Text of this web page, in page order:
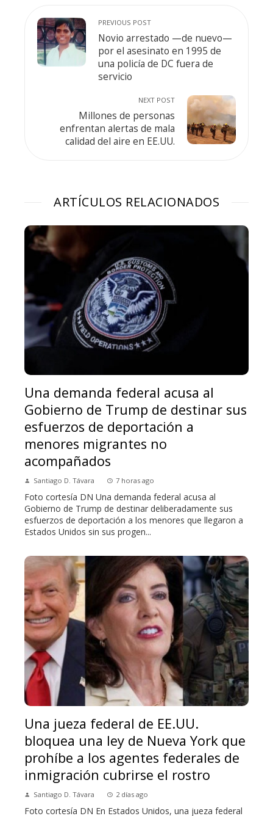
PREVIOUS POST
Novio arrestado —de nuevo—
por el asesinato en 1995 de
una policía de DC fuera de
servicio
NEXT POST
Millones de personas
enfrentan alertas de mala
calidad del aire en EE.UU.
ARTÍCULOS RELACIONADOS
Una demanda federal acusa al
Gobierno de Trump de destinar sus
esfuerzos de deportación a
menores migrantes no
acompañados
Santiago D. Távara 7 horas ago
Foto cortesía DN Una demanda federal acusa al
Gobierno de Trump de destinar deliberadamente sus
esfuerzos de deportación a los menores que llegaron a
Estados Unidos sin sus progen...
Una jueza federal de EE.UU.
bloquea una ley de Nueva York que
prohíbe a los agentes federales de
inmigración cubrirse el rostro
Santiago D. Távara 2 días ago
Foto cortesía DN En Estados Unidos, una jueza federal